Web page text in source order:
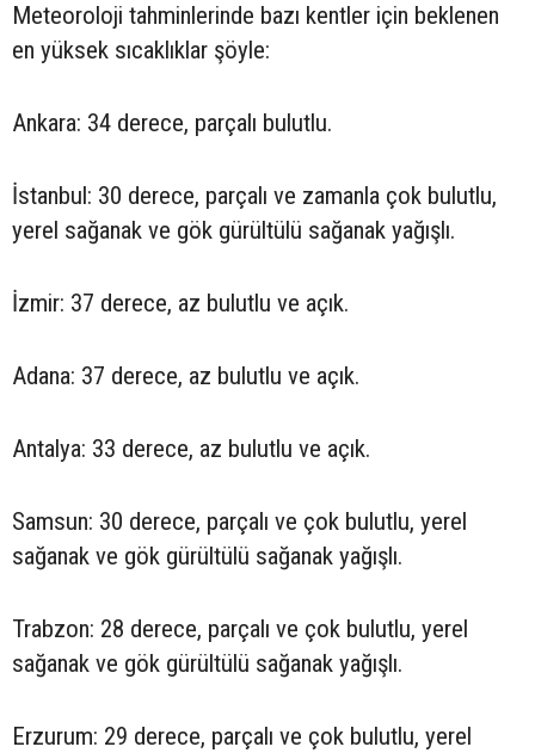
Meteoroloji tahminlerinde bazı kentler için beklenen
en yüksek sıcaklıklar şöyle:
Ankara: 34 derece, parçalı bulutlu.
İstanbul: 30 derece, parçalı ve zamanla çok bulutlu,
yerel sağanak ve gök gürültülü sağanak yağışlı.
İzmir: 37 derece, az bulutlu ve açık.
Adana: 37 derece, az bulutlu ve açık.
Antalya: 33 derece, az bulutlu ve açık.
Samsun: 30 derece, parçalı ve çok bulutlu, yerel
sağanak ve gök gürültülü sağanak yağışlı.
Trabzon: 28 derece, parçalı ve çok bulutlu, yerel
sağanak ve gök gürültülü sağanak yağışlı.
Erzurum: 29 derece, parçalı ve çok bulutlu, yerel